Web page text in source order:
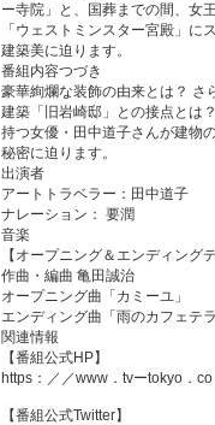
ー寺院」と、国葬までの間、女
「ウェストミンスター宮殿」に
建築美に迫ります。
番組内容つづき
豪華絢爛な装飾の由来とは？ さ
建築「旧岩崎邸」との接点とは
持つ女優・田中道子さんが建物
秘密に迫ります。
出演者
アートトラベラー：田中道子
ナレーション： 要潤
音楽
【オープニング＆エンディングテ
作曲・編曲 亀田誠治
オープニング曲「カミーユ」
エンディング曲「雨のカフェテラ
関連情報
【番組公式HP】
https：／／www．tvーtokyo．
【番組公式Twitter】